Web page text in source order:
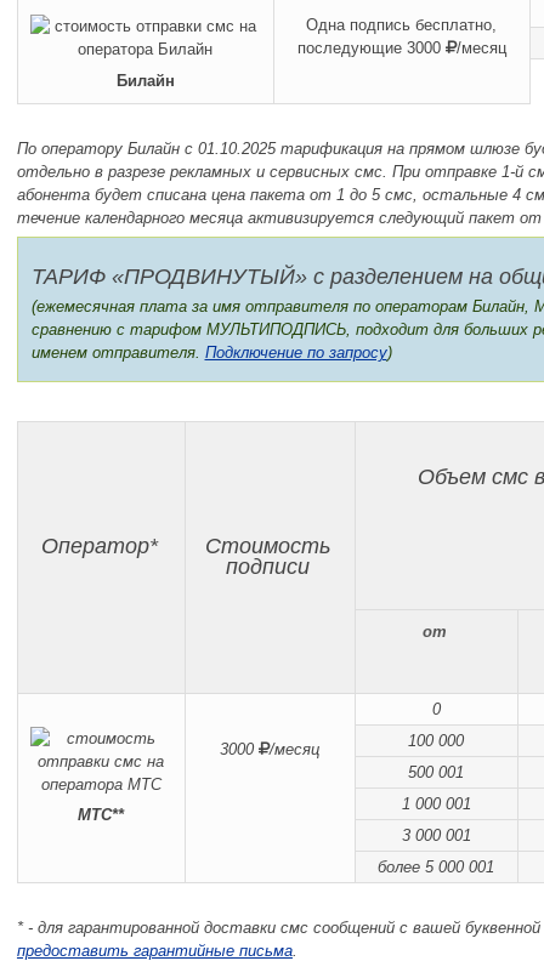
Билайн
Одна подпись бесплатно,
последующие 3000
/месяц
По оператору Билайн с 01.10.2025 тарификация на прямом шлюзе
отдельно в разрезе рекламных и сервисных смс. При отправке 1-й
абонента будет списана цена пакета от 1 до 5 смс, остальные 4
течение календарного месяца активизируется следующий пакет
ТАРИФ «ПРОДВИНУТЫЙ» с разделением на
(ежемесячная плата за имя отправителя по операторам
сравнению с тарифом МУЛЬТИПОДПИСЬ, подходит для больших
именем отправителя. Подключение по запросу)
Оператор*
Стоимость
подписи
Объем смс
от
МТС**
3000 /месяц
0
100 000
500 001
1 000 001
3 000 001
более 5 000 001
* - для гарантированной доставки смс сообщений с вашей
предоставить гарантийные письма.